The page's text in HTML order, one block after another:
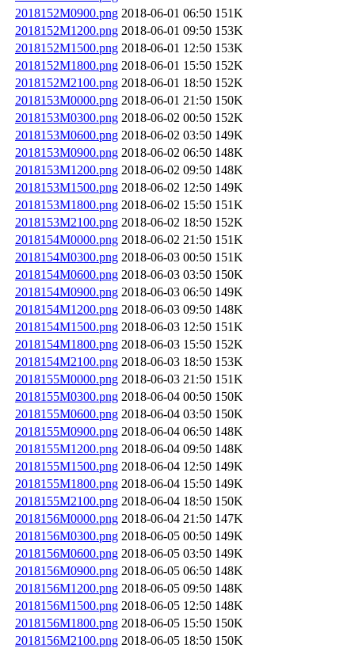
2018152M0900.png 2018-06-01 06:50 151K
2018152M1200.png 2018-06-01 09:50 153K
2018152M1500.png 2018-06-01 12:50 153K
2018152M1800.png 2018-06-01 15:50 152K
2018152M2100.png 2018-06-01 18:50 152K
2018153M0000.png 2018-06-01 21:50 150K
2018153M0300.png 2018-06-02 00:50 152K
2018153M0600.png 2018-06-02 03:50 149K
2018153M0900.png 2018-06-02 06:50 148K
2018153M1200.png 2018-06-02 09:50 148K
2018153M1500.png 2018-06-02 12:50 149K
2018153M1800.png 2018-06-02 15:50 151K
2018153M2100.png 2018-06-02 18:50 152K
2018154M0000.png 2018-06-02 21:50 151K
2018154M0300.png 2018-06-03 00:50 151K
2018154M0600.png 2018-06-03 03:50 150K
2018154M0900.png 2018-06-03 06:50 149K
2018154M1200.png 2018-06-03 09:50 148K
2018154M1500.png 2018-06-03 12:50 151K
2018154M1800.png 2018-06-03 15:50 152K
2018154M2100.png 2018-06-03 18:50 153K
2018155M0000.png 2018-06-03 21:50 151K
2018155M0300.png 2018-06-04 00:50 150K
2018155M0600.png 2018-06-04 03:50 150K
2018155M0900.png 2018-06-04 06:50 148K
2018155M1200.png 2018-06-04 09:50 148K
2018155M1500.png 2018-06-04 12:50 149K
2018155M1800.png 2018-06-04 15:50 149K
2018155M2100.png 2018-06-04 18:50 150K
2018156M0000.png 2018-06-04 21:50 147K
2018156M0300.png 2018-06-05 00:50 149K
2018156M0600.png 2018-06-05 03:50 149K
2018156M0900.png 2018-06-05 06:50 148K
2018156M1200.png 2018-06-05 09:50 148K
2018156M1500.png 2018-06-05 12:50 148K
2018156M1800.png 2018-06-05 15:50 150K
2018156M2100.png 2018-06-05 18:50 150K